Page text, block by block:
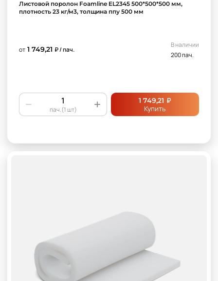
Листовой поролон Foamline EL2345 500*500*500 мм,
плотность 23 кг/м3, толщина ппу 500 мм
от 1 749,21 ₽ / пач.
В наличии
200 пач.
пач.(1 шт)
1 749,21 ₽
Купить